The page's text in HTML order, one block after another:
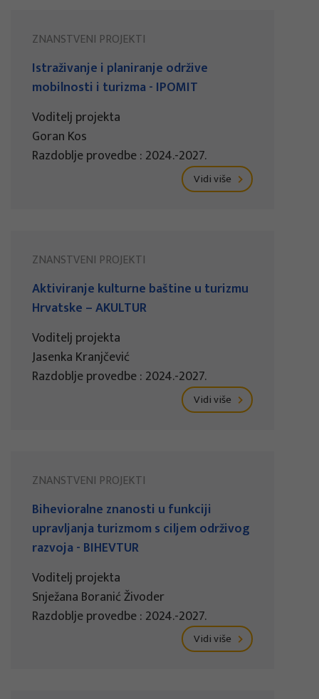
ZNANSTVENI PROJEKTI
Istraživanje i planiranje održive
mobilnosti i turizma - IPOMIT
Voditelj projekta
Goran Kos
Razdoblje provedbe : 2024.-2027.
Vidi više
ZNANSTVENI PROJEKTI
Aktiviranje kulturne baštine u turizmu
Hrvatske – AKULTUR
Voditelj projekta
Jasenka Kranjčević
Razdoblje provedbe : 2024.-2027.
Vidi više
ZNANSTVENI PROJEKTI
Bihevioralne znanosti u funkciji
upravljanja turizmom s ciljem održivog
razvoja - BIHEVTUR
Voditelj projekta
Snježana Boranić Živoder
Razdoblje provedbe : 2024.-2027.
Vidi više